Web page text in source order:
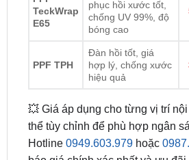
PPF TPH
Đàn hồi tốt, giá
hợp lý, chống xước
💥 Giá áp dụng cho từng vị trí
Hotline0949.603.979hoặc
báo giá chính xác nhất và ưu
Địa Chỉ Dán PPF Nội Thất Giá